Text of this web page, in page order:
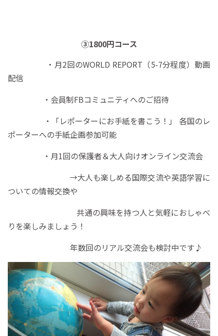
③1800円コース
・月2回のWORLD REPORT（5-7分程度）動画
配信
・会員制FBコミュニティへのご招待
・「レポーターにお手紙を書こう！」 各国のレ
ポーターへの手紙企画参加可能
・月1回の保護者＆大人向けオンライン交流会
→大人も楽しめる国際交流や英語学習に
ついての情報交換や
共通の興味を持つ人と気軽におしゃべ
りを楽しみましょう！
年数回のリアル交流会も検討中です♪